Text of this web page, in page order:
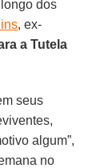
dos
, ex-
a Tutela
seus
algum”,
no